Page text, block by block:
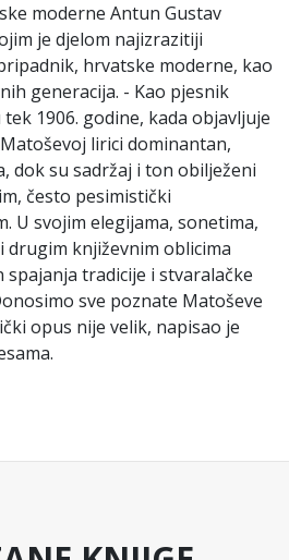
moderne Antun Gustav
je djelom najizrazitiji
hrvatske moderne, kao
generacija. - Kao pjesnik
1906. godine, kada objavljuje
lirici dominantan,
dok su sadržaj i ton obilježeni
često pesimistički
U svojim elegijama, sonetima,
drugim književnim oblicima
tradicije i stvaralačke
sve poznate Matoševe
opus nije velik, napisao je